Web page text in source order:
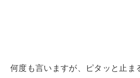
何度も言いますが、ピタッと止ま